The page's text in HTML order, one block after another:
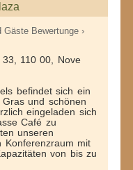
Bewertunge ›
110 00, Nove
befindet sich ein
Gras und schönen
eingeladen sich
Café zu
unseren
Konferenzraum mit
von bis zu